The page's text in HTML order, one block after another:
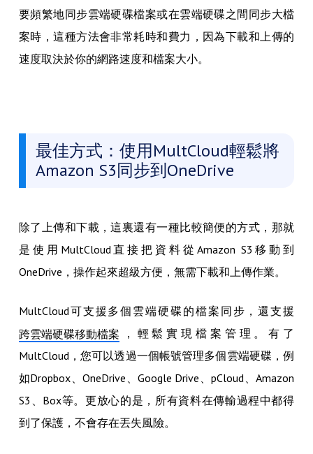
要頻繁地同步雲端硬碟檔案或在雲端硬碟之間同步大檔
案時，這種方法會非常耗時和費力，因為下載和上傳的
速度取決於你的網路速度和檔案大小。
最佳方式：使用MultCloud輕鬆將
Amazon S3同步到OneDrive
除了上傳和下載，這裏還有一種比較簡便的方式，那就
是使用MultCloud直接把資料從Amazon S3移動到
OneDrive，操作起來超級方便，無需下載和上傳作業。
MultCloud可支援多個雲端硬碟的檔案同步，還支援
跨雲端硬碟移動檔案 ，輕鬆實現檔案管理。有了
MultCloud，您可以透過一個帳號管理多個雲端硬碟，例
如Dropbox、OneDrive、Google Drive、pCloud、Amazon
S3、Box等。更放心的是，所有資料在傳輸過程中都得
到了保護，不會存在丟失風險。